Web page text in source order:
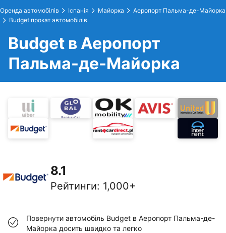
Оренда автомобілів Іспанія Майорка
Аеропорт Пальма-де-Майорка
Budget прокат автомобілів
Budget в Аеропорт
Пальма-де-Майорка
8.1
Рейтинги: 1,000+
Повернути автомобіль Budget в Аеропорт Пальма-де-
Майорка досить швидко та легко